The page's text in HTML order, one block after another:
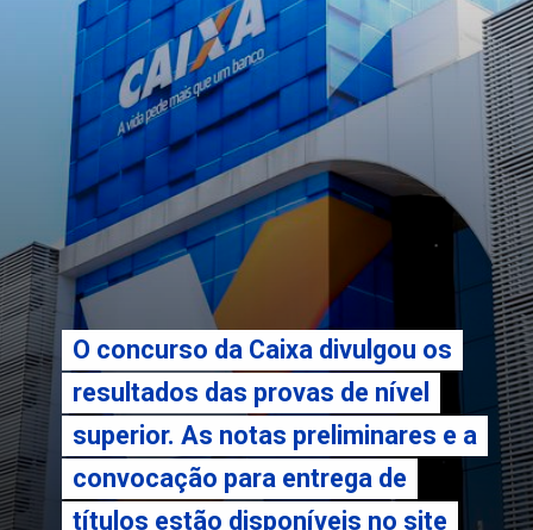
O concurso da Caixa divulgou os
resultados das provas de nível
superior. As notas preliminares e a
convocação para entrega de
títulos estão disponíveis no site
O concurso da Caixa divulgou os
resultados das provas de nível
superior. As notas preliminares e a
convocação para entrega de
títulos estão disponíveis no site